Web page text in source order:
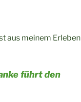
aus meinem Erleben
führt den